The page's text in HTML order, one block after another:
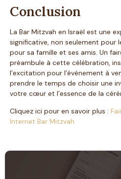
Conclusion
La Bar Mitzvah en Israël est une
significative, non seulement pour
pour sa famille et ses amis. Un
préambule à cette célébration,
l’excitation pour l’événement à
prendre le temps de choisir une
votre cœur et l’essence de la
Cliquez ici pour en savoir plus :
Internet Bar Mitzvah